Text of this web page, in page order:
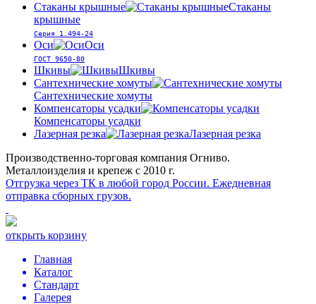
Стаканы крышные
Стаканы
крышные
Серия 1.494-24
Оси Оси
ГОСТ 9650-80
Шкивы
Шкивы
Сантехнические хомуты
Сантехнические хомуты
Компенсаторы усадки
Компенсаторы усадки
Лазерная резка
Лазерная резка
Производственно-торговая компания Огниво.
Металлоизделия и крепеж с 2010 г.
Отгрузка через ТК в любой город России. Ежедневная
отправка сборных грузов.
открыть корзину
Главная
Каталог
Стандарт
Галерея